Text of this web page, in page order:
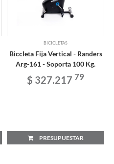
BICICLETAS
Biccleta Fija Vertical - Randers
Arg-161 - Soporta 100 Kg.
$ 327.217 79
PRESUPUESTAR